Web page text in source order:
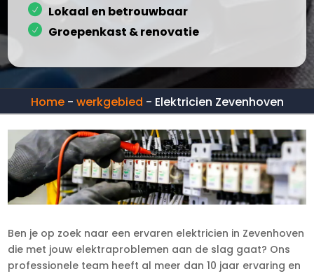
Lokaal en betrouwbaar
Groepenkast & renovatie
Home- werkgebied - Elektricien Zevenhoven
Ben je op zoek naar een ervaren elektricien in Zevenhoven
die met jouw elektraproblemen aan de slag gaat? Ons
professionele team heeft al meer dan 10 jaar ervaring en